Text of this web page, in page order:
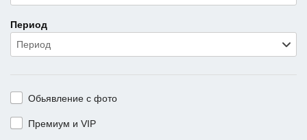
Период
Период
Обьявление с фото
Премиум и VIP